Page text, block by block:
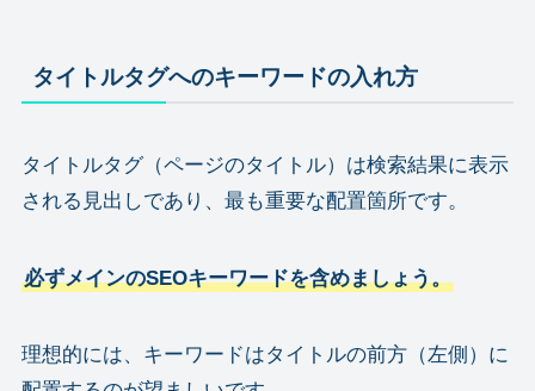
タイトルタグへのキーワードの入れ方
タイトルタグ（ページのタイトル）は検索結果に表示
される見出しであり、最も重要な配置箇所です。
必ずメインのSEOキーワードを含めましょう。
理想的には、キーワードはタイトルの前方（左側）に